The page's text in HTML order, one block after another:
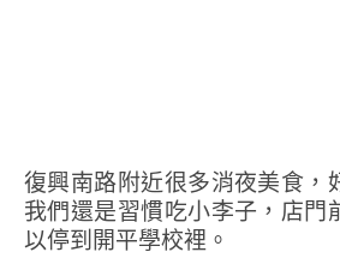
復興南路附近很多消夜美食，
我們還是習慣吃小李子，店門
以停到開平學校裡。